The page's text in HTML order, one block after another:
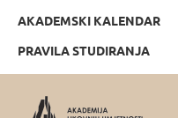
AKADEMSKI KALENDAR
PRAVILA STUDIRANJA